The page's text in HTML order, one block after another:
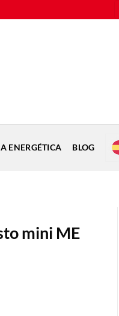
ENERGÉTICA BLOG
mini ME